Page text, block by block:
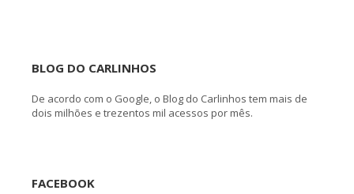
BLOG DO CARLINHOS
De acordo com o Google, o Blog do Carlinhos tem mais de
dois milhões e trezentos mil acessos por mês.
FACEBOOK